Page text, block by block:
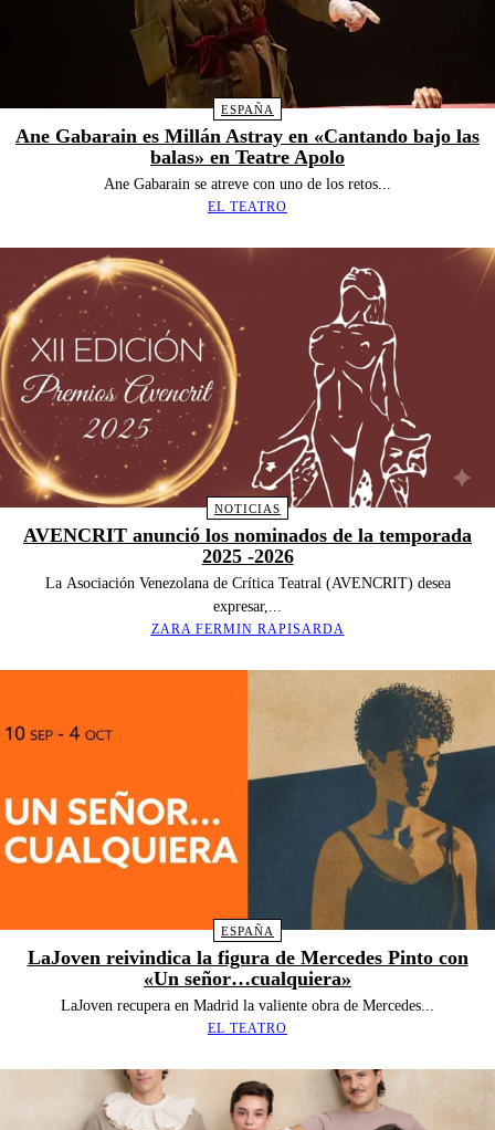
ESPAÑA
Ane Gabarain es Millán Astray en «Cantando bajo las
balas» en Teatre Apolo
Ane Gabarain se atreve con uno de los retos...
EL TEATRO
NOTICIAS
AVENCRIT anunció los nominados de la temporada
2025 -2026
La Asociación Venezolana de Crítica Teatral (AVENCRIT) desea
expresar,...
ZARA FERMIN RAPISARDA
ESPAÑA
LaJoven reivindica la figura de Mercedes Pinto con
«Un señor…cualquiera»
LaJoven recupera en Madrid la valiente obra de Mercedes...
EL TEATRO